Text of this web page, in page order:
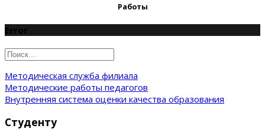
Работы
Error
Методическая служба филиала
Методические работы педагогов
Внутренняя система оценки качества образования
Студенту